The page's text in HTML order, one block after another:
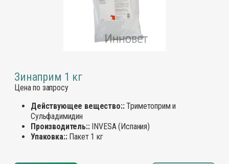
Зинаприм 1 кг
Цена по запросу
Действующее вещество::Триметоприм и
Сульфадимидин
Производитель::INVESA (Испания)
Упаковка::Пакет 1 кг